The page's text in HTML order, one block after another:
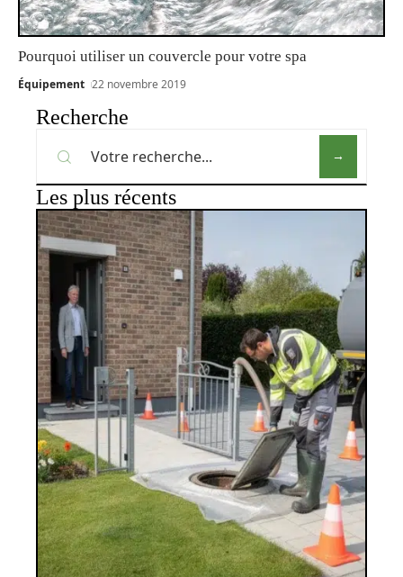
Pourquoi utiliser un couvercle pour votre spa
Équipement 22 novembre 2019
Recherche
Les plus récents